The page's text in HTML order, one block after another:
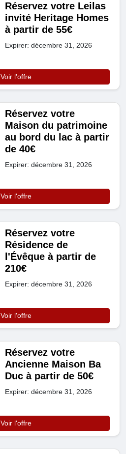
Réservez votre Leilas
invité Heritage Homes
à partir de 55€
Expirer: décembre 31, 2026
Voir l'offre
Réservez votre
Maison du patrimoine
au bord du lac à partir
de 40€
Expirer: décembre 31, 2026
Voir l'offre
Réservez votre
Résidence de
l'Évêque à partir de
210€
Expirer: décembre 31, 2026
Voir l'offre
Réservez votre
Ancienne Maison Ba
Duc à partir de 50€
Expirer: décembre 31, 2026
Voir l'offre